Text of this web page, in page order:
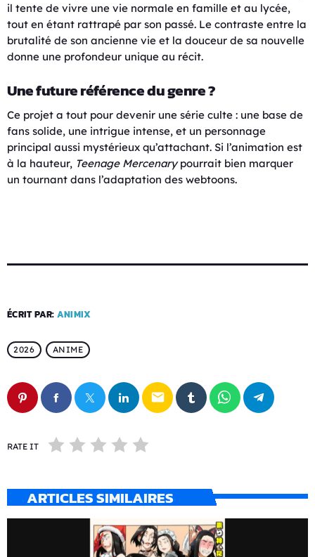
il tente de vivre une vie normale en famille et au lycée,
tout en étant rattrapé par son passé. Le contraste entre la
brutalité de son ancienne vie et la douceur de sa nouvelle
donne une profondeur unique au récit.
Une future référence du genre ?
Ce projet a tout pour devenir une série culte : une base de
fans solide, une intrigue intense, et un personnage
principal aussi mystérieux qu’attachant. Si l’animation est
à la hauteur, Teenage Mercenarypourrait bien marquer
un tournant dans l’adaptation des webtoons.
ÉCRIT PAR: ANIMIX
2026 ANIME
email
RATE IT
ARTICLES SIMILAIRES